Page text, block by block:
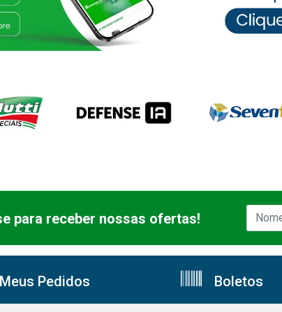
para receber nossas ofertas!
Meus Pedidos Boletos